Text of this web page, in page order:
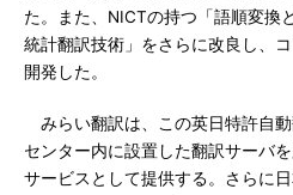
た。また、NICTの持つ「語順変換
統計翻訳技術」をさらに改良し、
開発した。
みらい翻訳は、この英日特許自
センター内に設置した翻訳サーバ
サービスとして提供する。さらに